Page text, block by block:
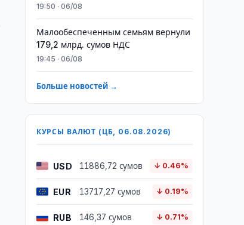
19:50 · 06/08
Малообеспеченным семьям вернули
179,2 млрд. сумов НДС
19:45 · 06/08
Больше новостей →
КУРСЫ ВАЛЮТ (ЦБ, 06.08.2026)
USD 11886,72 сумов ↓ 0.46%
EUR 13717,27 сумов ↓ 0.19%
RUB 146,37 сумов ↓ 0.71%